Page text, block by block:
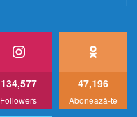
134,577
Followers
47,196
Abonează-te